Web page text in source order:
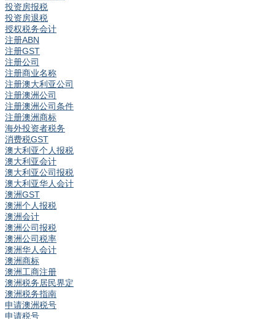
投资房报税
投资房退税
授权税务会计
注册ABN
注册GST
注册公司
注册商业名称
注册澳大利亚公司
注册澳洲公司
注册澳洲公司条件
注册澳洲商标
海外投资者税务
消费税GST
澳大利亚个人报税
澳大利亚会计
澳大利亚公司报税
澳大利亚华人会计
澳洲GST
澳洲个人报税
澳洲会计
澳洲公司报税
澳洲公司税率
澳洲华人会计
澳洲商标
澳洲工商注册
澳洲税务居民界定
澳洲税务指南
申请澳洲税号
申请税号